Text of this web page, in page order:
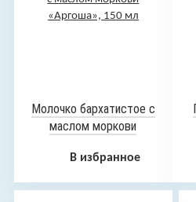
Молочко бархатистое с
маслом моркови
В избранное